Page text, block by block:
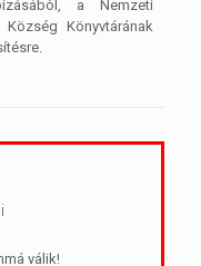
a Nemzeti
Könyvtárának
válik!